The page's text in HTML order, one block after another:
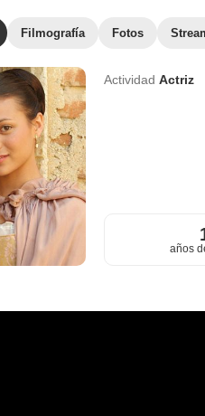
Filmografía Fotos
Actividad Actriz
años